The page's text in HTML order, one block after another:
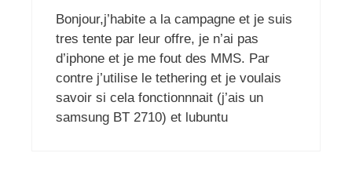
Bonjour,j’habite a la campagne et je suis
tres tente par leur offre, je n’ai pas
d’iphone et je me fout des MMS. Par
contre j’utilise le tethering et je voulais
savoir si cela fonctionnnait (j’ais un
samsung BT 2710) et lubuntu